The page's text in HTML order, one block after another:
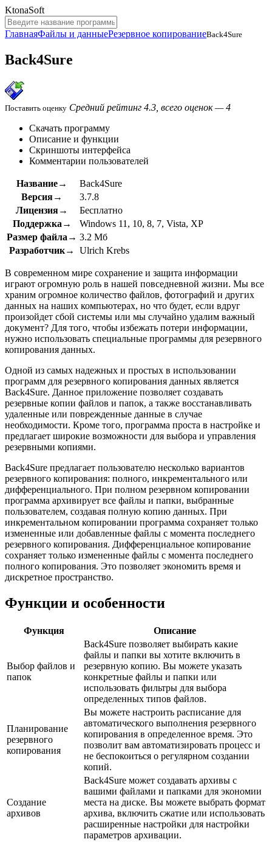
KtonaSoft
ГлавнаяФайлы и данныеРезервное копированиеBack4Sure
Back4Sure
Поставить оценку Средний рейтинг 4.3, всего оценок — 4
Скачать программу
Описание и функции
Скриншоты интерфейса
Комментарии пользователей
Название→
Back4Sure
Версия→
3.7.8
Лицензия→
Бесплатно
Поддержка→
Windows 11, 10, 8, 7, Vista, XP
Размер файла→ 3.2 Мб
Разработчик→
Ulrich Krebs
В современном мире сохранение и защита информации
играют огромную роль в нашей повседневной жизни. Мы все
храним огромное количество файлов, фотографий и других
данных на наших компьютерах, но что будет, если вдруг
произойдет сбой системы или мы случайно удалим важный
документ? Для того, чтобы избежать потери информации,
нужно использовать специальные программы для резервного
копирования данных.
Одной из самых надежных и простых в использовании
программ для резервного копирования данных является
Back4Sure. Данное приложение позволяет создавать
резервные копии файлов и папок, а также восстанавливать
удаленные или поврежденные данные в случае
необходимости. Кроме того, программа проста в настройке и
предлагает широкие возможности для выбора и управления
резервными копиями.
Back4Sure предлагает пользователю несколько вариантов
резервного копирования: полного, инкрементального или
дифференциального. При полном резервном копировании
программа архивирует все файлы и папки, выбранные
пользователем, создавая полную копию данных. При
инкрементальном копировании программа сохраняет только
измененные или добавленные файлы с момента последнего
резервного копирования. Дифференциальное копирование
сохраняет только измененные файлы с момента последнего
полного копирования. Это позволяет экономить время и
дискретное пространство.
Функции и особенности
Функция Описание
Выбор файлов и
папок
Back4Sure позволяет выбирать какие
файлы и папки вы хотите включить в
резервную копию. Вы можете указать
конкретные файлы и папки или
использовать фильтры для выбора
определенных типов файлов.
Планирование
резервного
копирования
Вы можете настроить расписание для
автоматического выполнения резервного
копирования в определенное время. Это
позволит вам автоматизировать процесс и
не беспокоиться о регулярном создании
копий.
Создание
архивов
Back4Sure может создавать архивы с
вашими файлами и папками для экономии
места на диске. Вы можете выбрать формат
архива, включить сжатие или использовать
расширенные настройки для настройки
параметров архивации.